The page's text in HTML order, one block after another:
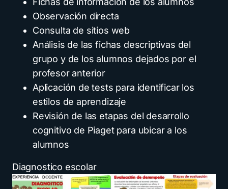
Observación directa
Consulta de sitios web
Análisis de las fichas descriptivas del
grupo y de los alumnos dejados por el
profesor anterior
Aplicación de tests para identificar los
estilos de aprendizaje
Revisión de las etapas del desarrollo
cognitivo de Piaget para ubicar a los
alumnos
Diagnostico escolar